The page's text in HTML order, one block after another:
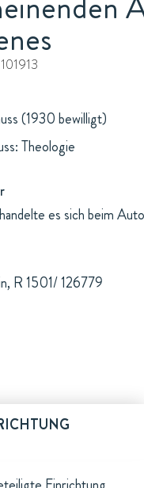
101913
(1930 bewilligt)
Theologie
es sich beim
R 1501/ 126779